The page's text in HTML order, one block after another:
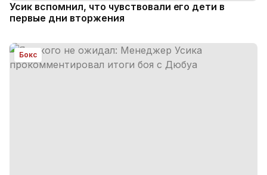
Усик вспомнил, что чувствовали его дети в
первые дни вторжения
Бокс